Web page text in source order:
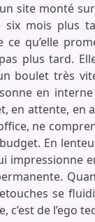
site monté
six mois plus
ce qu’elle
plus tard.
boulet très
en
en attente, en
ne
En
impressionne
se
c’est de l’ego